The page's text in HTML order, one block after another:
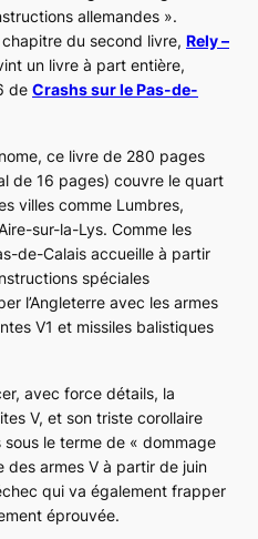
allemandes ».
du second livre, Rely –
un livre à part entière,
de Crashs sur le Pas-de-
ce livre de 280 pages
de 16 pages) couvre le quart
villes comme Lumbres,
sur-la-Lys. Comme les
de-Calais accueille à partir
spéciales
l’Angleterre avec les armes
V1 et missiles balistiques
avec force détails, la
V, et son triste corollaire
le terme de « dommage
des armes V à partir de juin
qui va également frapper
éprouvée.